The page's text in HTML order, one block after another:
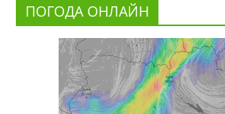
ПОГОДА ОНЛАЙН